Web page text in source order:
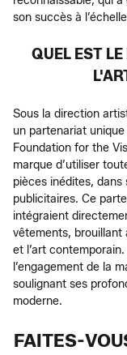
son succès à
QUEL EST
Sous la direction
un partenariat
Foundation for the
marque d’utiliser
pièces inédites,
publicitaires. Ce
intégraient
vêtements, brouillant
et l’art
l’engagement de la
soulignant ses
moderne.
FAITES-